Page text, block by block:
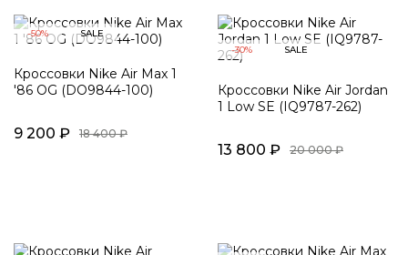
-50% SALE
Кроссовки Nike Air Max 1
'86 OG (DO9844-100)
9 200 ₽ 18 400 ₽
-30% SALE
Кроссовки Nike Air Jordan
1 Low SE (IQ9787-262)
13 800 ₽ 20 000 ₽